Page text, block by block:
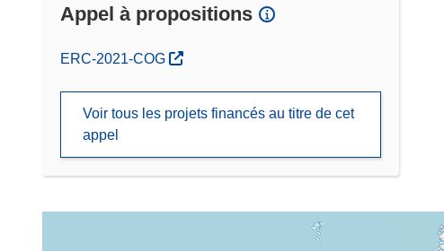
Appel à propositions
(s’ouvre dans une nouvelle fenêtre)
ERC-2021-COG
Voir tous les projets financés au titre de cet
appel